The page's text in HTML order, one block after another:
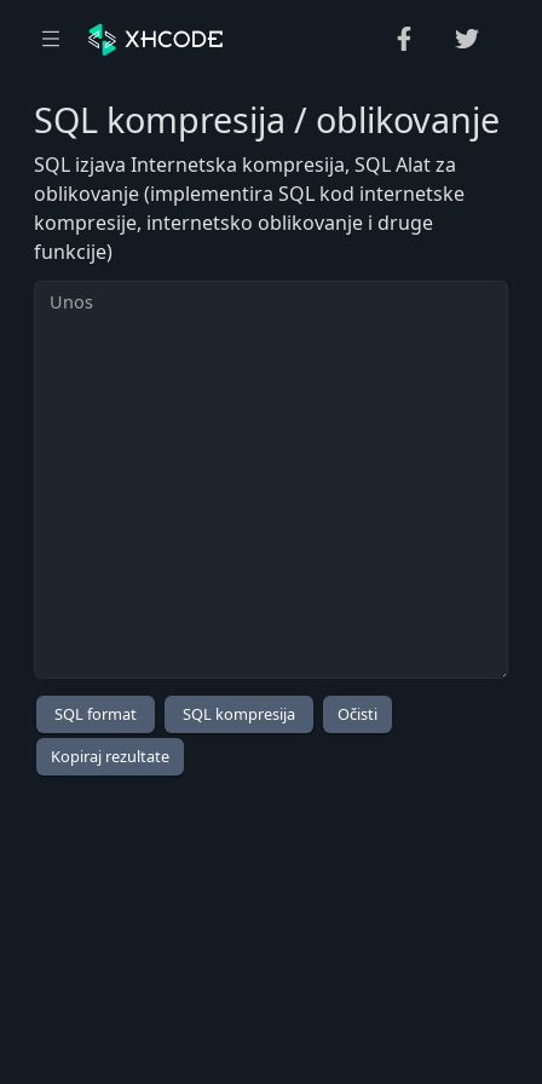
SQL kompresija / oblikovanje
SQL izjava Internetska kompresija, SQL Alat za
oblikovanje (implementira SQL kod internetske
kompresije, internetsko oblikovanje i druge
funkcije)
Kopiraj rezultate